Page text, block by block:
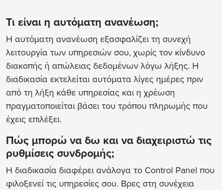
Τι είναι η αυτόματη ανανέωση;
Η αυτόματη ανανέωση εξασφαλίζει τη συνεχή
λειτουργία των υπηρεσιών σου, χωρίς τον κίνδυνο
διακοπής ή απώλειας δεδομένων λόγω λήξης. Η
διαδικασία εκτελείται αυτόματα λίγες ημέρες πριν
από τη λήξη κάθε υπηρεσίας και η χρέωση
πραγματοποιείται βάσει του τρόπου πληρωμής που
έχεις επιλέξει.
Πώς μπορώ να δω και να διαχειριστώ τις
ρυθμίσεις συνδρομής;
Η διαδικασία διαφέρει ανάλογα το Control Panel που
φιλοξενεί τις υπηρεσίες σου. Βρες στη συνέχεια